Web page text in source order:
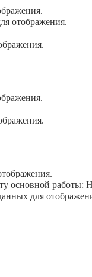
отображения.
основной работы:
для